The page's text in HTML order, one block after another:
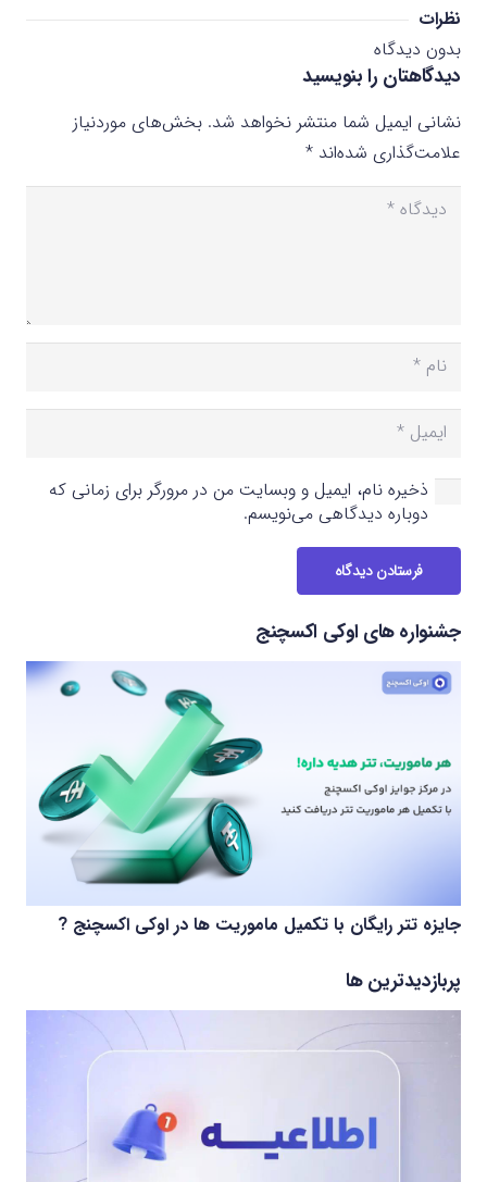
نظرات
بدون دیدگاه
دیدگاهتان را بنویسید
نشانی ایمیل شما منتشر نخواهد شد. بخش‌های موردنیاز
علامت‌گذاری شده‌اند *
ذخیره نام، ایمیل و وبسایت من در مرورگر برای زمانی که
دوباره دیدگاهی می‌نویسم.
فرستادن دیدگاه
جشنواره های اوکی اکسچنج
جایزه تتر رایگان با تکمیل ماموریت ها در اوکی اکسچنج ?
پربازدیدترین ها